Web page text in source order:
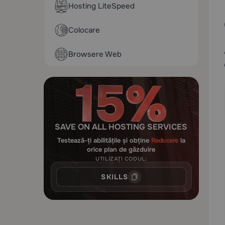
Hosting LiteSpeed
Colocare
Browsere Web
SAVE ON ALL HOSTING SERVICES
Testează-ți abilitățile și obține Reducerela
orice plan de găzduire
UTILIZAȚI CODUL:
SKILLS